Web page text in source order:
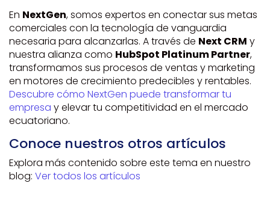
En NextGen, somos expertos en conectar sus metas
comerciales con la tecnología de vanguardia
necesaria para alcanzarlas. A través de Next CRM y
nuestra alianza como HubSpot Platinum Partner,
transformamos sus procesos de ventas y marketing
en motores de crecimiento predecibles y rentables.
Descubre cómo NextGen puede transformar tu
empresa y elevar tu competitividad en el mercado
ecuatoriano.
Conoce nuestros otros artículos
Explora más contenido sobre este tema en nuestro
blog: Ver todos los artículos